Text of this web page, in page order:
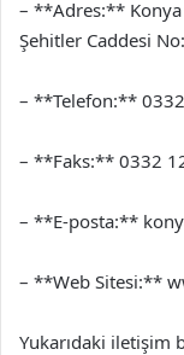
– **Adres:** Konya
Şehitler Caddesi
– **Telefon:**
– **Faks:** 0332
– **E-posta:**
– **Web Sitesi:**
Yukarıdaki iletişim